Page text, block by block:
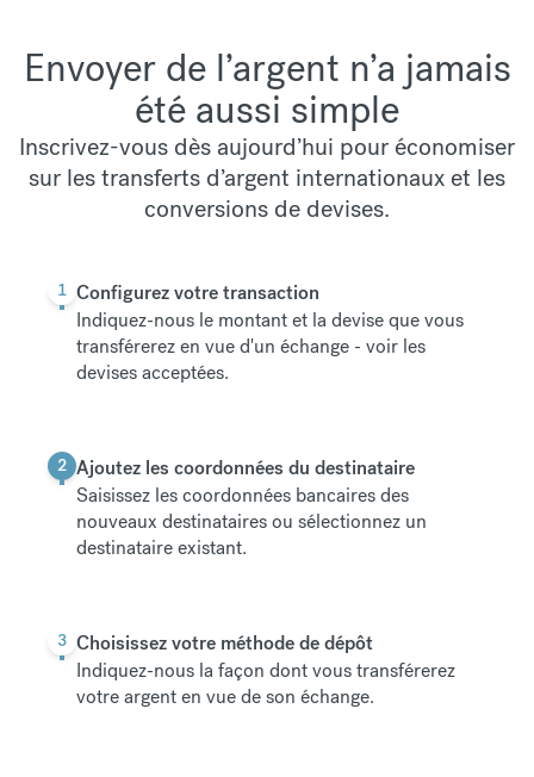
Envoyer de l’argent n’a jamais
été aussi simple
Inscrivez-vous dès aujourd’hui pour économiser
sur les transferts d’argent internationaux et les
conversions de devises.
1 Configurez votre transaction
Indiquez-nous le montant et la devise que vous
transférerez en vue d'un échange -voir les
devises acceptées.
2 Ajoutez les coordonnées du destinataire
Saisissez les coordonnées bancaires des
nouveaux destinataires ou sélectionnez un
destinataire existant.
3 Choisissez votre méthode de dépôt
Indiquez-nous la façon dont vous transférerez
votre argent en vue de son échange.